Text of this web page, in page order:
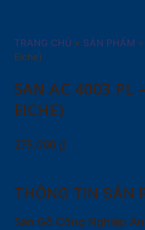
TRANG CHỦ » SẢN PHẨM »
Eiche)
SAN AC 4003 PL
EICHE)
275.000 ₫
THÔNG TIN SẢN
Sàn Gỗ Công Nghiệp